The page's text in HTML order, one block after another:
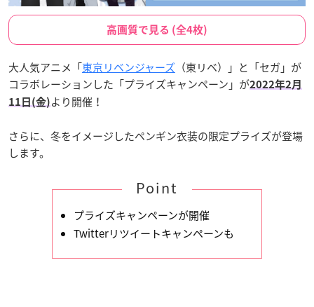
高画質で見る (全4枚)
大人気アニメ「東京リベンジャーズ （東リベ）」と「セガ」が
コラボレーションした「プライズキャンペーン」が2022年2月
11日(金) より開催！
さらに、冬をイメージしたペンギン衣装の限定プライズが登場
します。
Point
プライズキャンペーンが開催
Twitterリツイートキャンペーンも